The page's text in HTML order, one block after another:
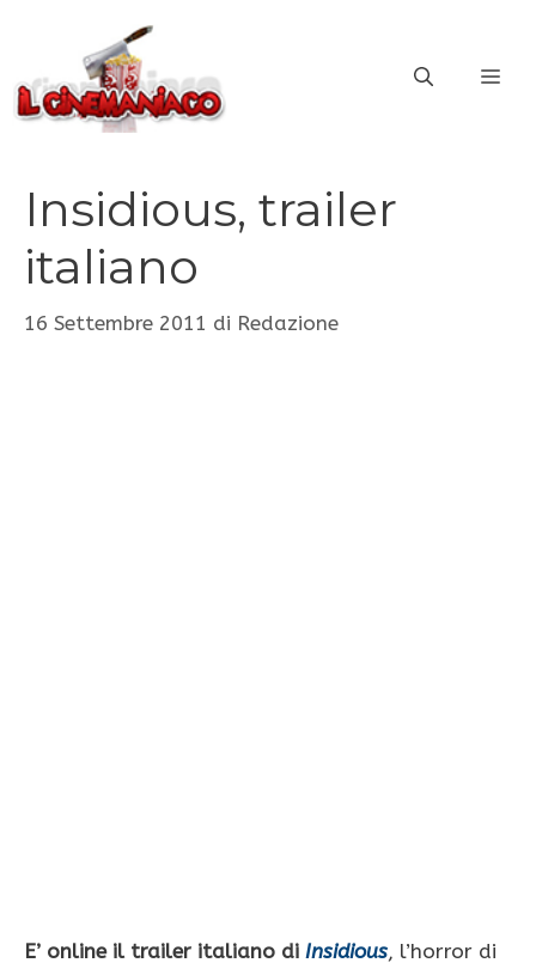
contenuto
Insidious, trailer
italiano
16 Settembre 2011 di Redazione
E’ online il trailer italiano di Insidious, l’horror di